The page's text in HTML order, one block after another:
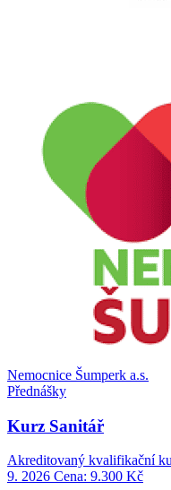
Nemocnice Šumperk a.s.
Přednášky
Kurz Sanitář
Akreditovaný kvalifikační
9. 2026 Cena: 9.300 Kč